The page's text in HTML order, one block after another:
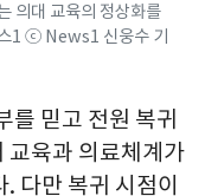
의대 교육의 정상화를
1 ⓒ News1 신웅수 기
를 믿고 전원 복귀
교육과 의료체계가
다만 복귀 시점이